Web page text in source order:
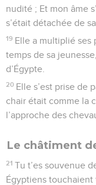
nudité ; Et mon âme
s’était détachée de
19 Elle a multiplié ses
temps de sa
d’Égypte.
20 Elle s’est prise de
chair était comme la
l’approche des
Le châtiment
21 Tu t’es souvenue
Égyptiens touchaient